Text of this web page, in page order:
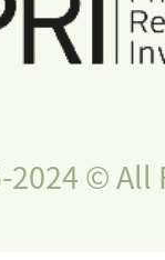
2024 © All